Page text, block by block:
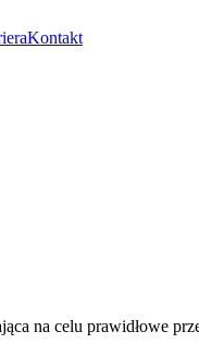
Kontakt
na celu prawidłowe